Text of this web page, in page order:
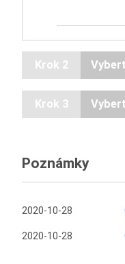
Krok 2
Krok 3
Poznámky
2020-10-28
2020-10-28